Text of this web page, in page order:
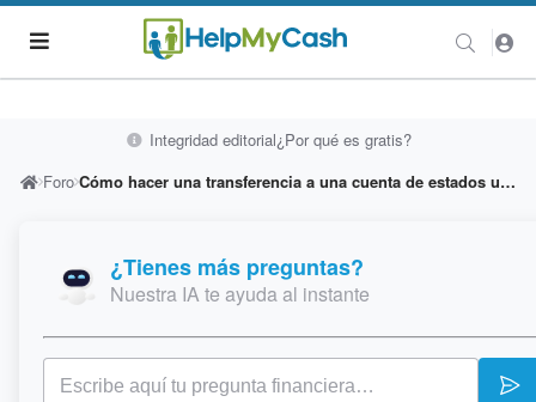
Integridad editorial¿Por qué es gratis?
Foro
Cómo hacer una transferencia a una cuenta de estados unidos
¿Tienes más preguntas?
Nuestra IA te ayuda al instante